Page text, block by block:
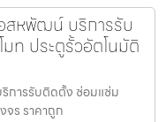
สหพัฒน์ บริการรับ
ท ประตูรั้วอัตโนมัติ
การรับติดตั้ง ซ่อมแซ่ม
จร ราคาถูก